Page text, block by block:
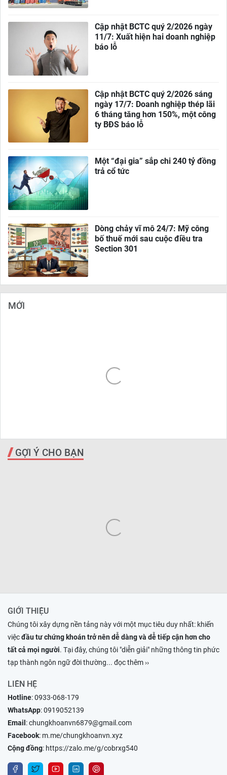
Cập nhật BCTC quý 2/2026 ngày
11/7: Xuất hiện hai doanh nghiệp
báo lỗ
Cập nhật BCTC quý 2/2026 sáng
ngày 17/7: Doanh nghiệp thép lãi
6 tháng tăng hơn 150%, một công
ty BĐS báo lỗ
Một “đại gia” sắp chi 240 tỷ đồng
trả cổ tức
Dòng chảy vĩ mô 24/7: Mỹ công
bố thuế mới sau cuộc điều tra
Section 301
MỚI
GỢI Ý CHO BẠN
GIỚI THIỆU
Chúng tôi xây dựng nền tảng này với một mục tiêu duy nhất: khiến
việcđầu tư chứng khoán trở nên dễ dàng và dễ tiếp cận hơn cho
tất cả mọi người. Tại đây, chúng tôi "diễn giải" những thông tin phức
tạp thành ngôn ngữ đời thường... đọc thêm ››
LIÊN HỆ
Hotline:0933-068-179
WhatsApp:0919052139
Email :chungkhoanvn6879@gmail.com
Facebook: m.me/chungkhoanvn.xyz
Cộng đồng: https://zalo.me/g/cobrxg540